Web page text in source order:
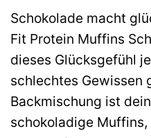
Schokolade macht
Fit Protein Muffins
dieses Glücksgefühl
schlechtes Gewissen
Backmischung ist
schokoladige